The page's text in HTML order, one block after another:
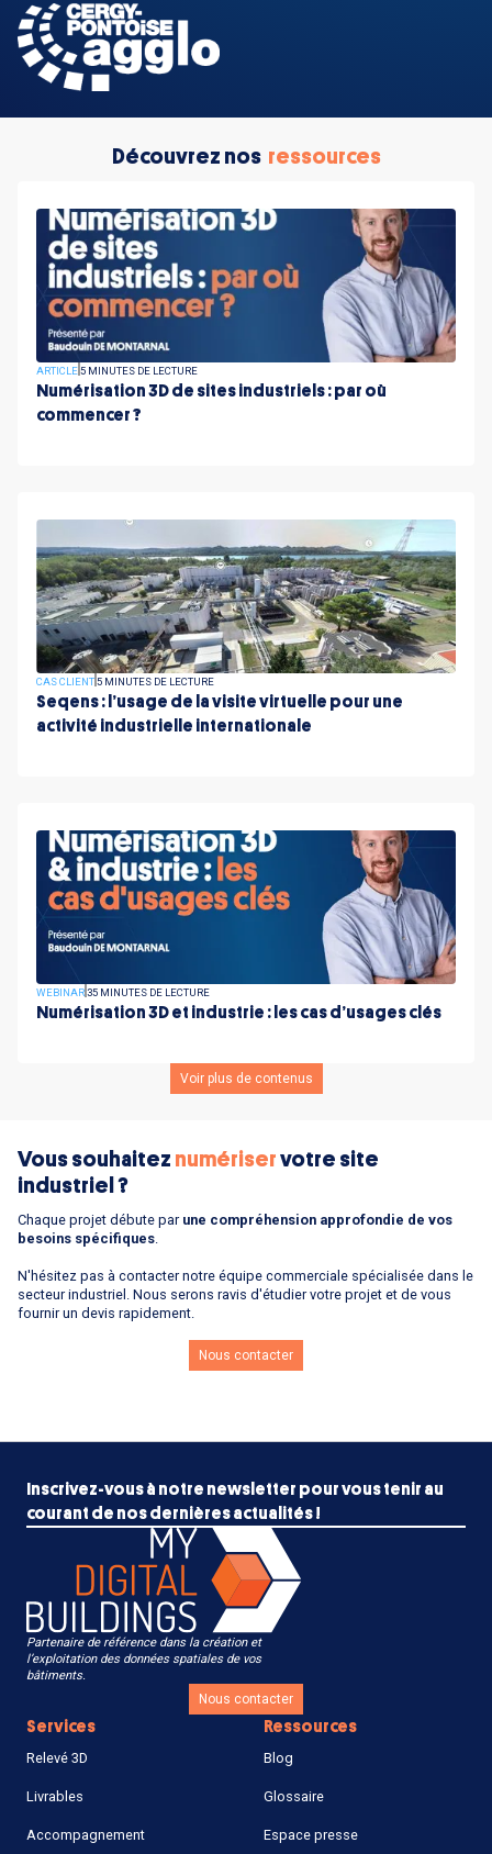
Découvrez nos ressources
ARTICLE5 MINUTES DE LECTURE
Numérisation 3D de sites industriels : par où
commencer ?
CAS CLIENT5 MINUTES DE LECTURE
Seqens : l’usage de la visite virtuelle pour une
activité industrielle internationale
WEBINAR35 MINUTES DE LECTURE
Numérisation 3D et industrie : les cas d’usages clés
Voir plus de contenus
Vous souhaitez numériservotre site
industriel ?
Chaque projet débute par une compréhension approfondie de vos
besoins spécifiques
N'hésitez pas à contacter notre équipe commerciale spécialisée dans le
secteur industriel. Nous serons ravis d'étudier votre projet et de vous
fournir un devis rapidement.
Nous contacter
Inscrivez-vous à notre newsletter pour vous tenir au
courant de nos dernières actualités !
Partenaire de référence dans la création et
l’exploitation des données spatiales de vos
bâtiments.
Nous contacter
Services
Relevé 3D
Livrables
Accompagnement
Ressources
Blog
Glossaire
Espace presse